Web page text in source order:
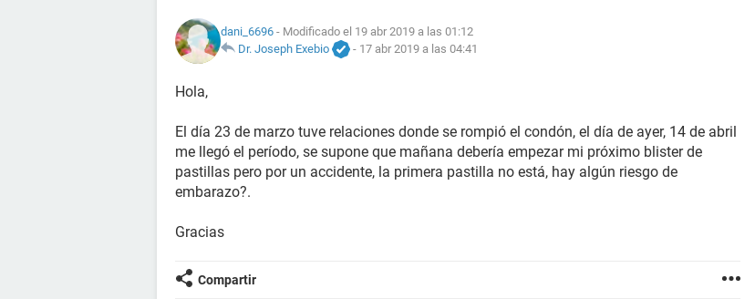
dani_6696 - Modificado el 19 abr 2019 a las 01:12
Dr. Joseph Exebio
- 17 abr 2019 a las 04:41
Hola,
El día 23 de marzo tuve relaciones donde se rompió el condón, el día de ayer, 14 de abril
me llegó el período, se supone que mañana debería empezar mi próximo blister de
pastillas pero por un accidente, la primera pastilla no está, hay algún riesgo de
embarazo?.
Gracias
Compartir